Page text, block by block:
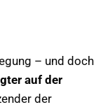
– und doch
auf der
der